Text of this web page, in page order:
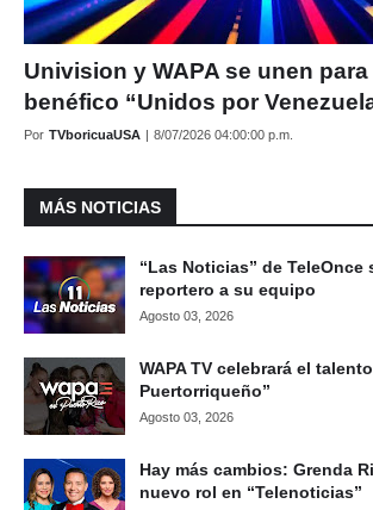
Univision y WAPA se unen
benéfico “Unidos por
Por TVboricuaUSA | 8/07/2026 04:00:00 p.m.
MÁS NOTICIAS
“Las Noticias” de TeleOnce
reportero a su equipo
Agosto 03, 2026
WAPA TV celebrará el
Puertorriqueño”
Agosto 03, 2026
Hay más cambios: Grenda
nuevo rol en “Telenoticias”